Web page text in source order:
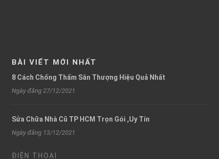
BÀI VIẾT MỚI NHẤT
8 Cách Chống Thấm Sân Thượng Hiệu Quả Nhất
Ngày đăng 27/12/2021
Sửa Chữa Nhà Cũ TP HCM Trọn Gói ,Uy Tín
Ngày đăng 13/12/2021
ĐIỆN THOẠI